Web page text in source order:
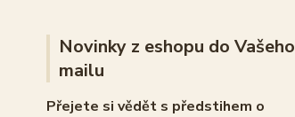
Novinky z eshopu do Vašeho
mailu
Přejete si vědět s předstihem o